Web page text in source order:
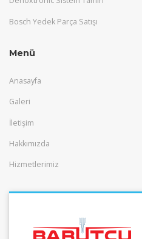
Bosch Yedek Parça Satışı
Menü
Anasayfa
Galeri
İletişim
Hakkımızda
Hizmetlerimiz